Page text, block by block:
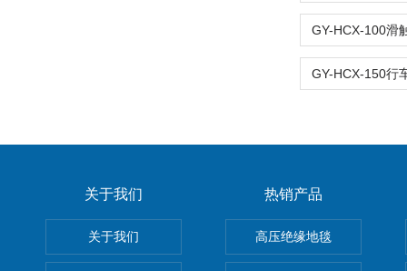
关于我们
关于我们
热销产品
高压绝缘地毯